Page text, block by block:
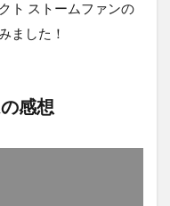
ト ストームファンの
ました！
感想